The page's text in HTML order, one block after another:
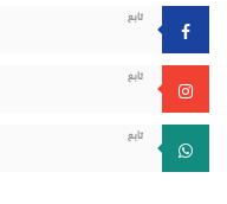
تابع
تابع
تابع